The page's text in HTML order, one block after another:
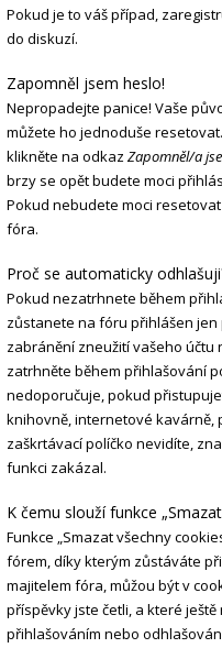
Pokud je to váš případ,
do diskuzí.
Zapomněl jsem heslo!
Nepropadejte panice! Vaše
můžete ho jednoduše
klikněte na odkaz Zapomněl/a
brzy se opět budete moci
Pokud nebudete moci
fóra.
Proč se automaticky
Pokud nezatrhnete během
zůstanete na fóru přihlášen
zabránění zneužití vašeho účtu
zatrhněte během přihlašování
nedoporučuje, pokud
knihovně, internetové kavárně,
zaškrtávací políčko nevidíte,
funkci zakázal.
K čemu slouží funkce
Funkce „Smazat všechny
fórem, díky kterým zůstáváte
majitelem fóra, můžou být v
příspěvky jste četli, a které
přihlašováním nebo